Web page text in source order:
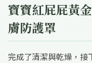
寶寶紅屁屁黃
膚防護罩
完成了清潔與乾燥，接